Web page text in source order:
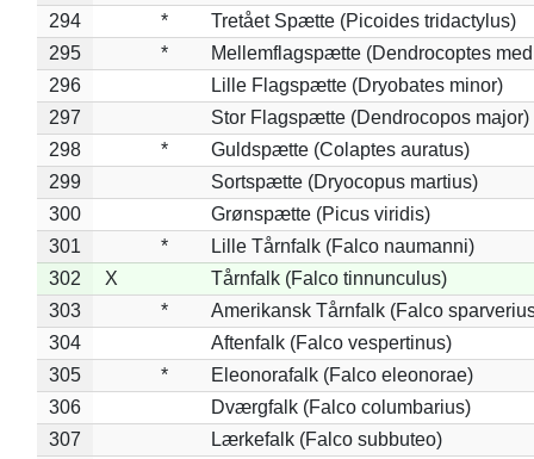
294
*
Tretået Spætte (Picoides tridactylus)
295
*
Mellemflagspætte (Dendrocoptes
296
Lille Flagspætte (Dryobates minor)
297
Stor Flagspætte (Dendrocopos major)
298
*
Guldspætte (Colaptes auratus)
299
Sortspætte (Dryocopus martius)
300
Grønspætte (Picus viridis)
301
*
Lille Tårnfalk (Falco naumanni)
302
X
Tårnfalk (Falco tinnunculus)
303
*
Amerikansk Tårnfalk (Falco
304
Aftenfalk (Falco vespertinus)
305
*
Eleonorafalk (Falco eleonorae)
306
Dværgfalk (Falco columbarius)
307
Lærkefalk (Falco subbuteo)